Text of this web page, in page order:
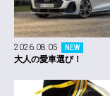
2026.08.05 NEW
大人の愛車選び！